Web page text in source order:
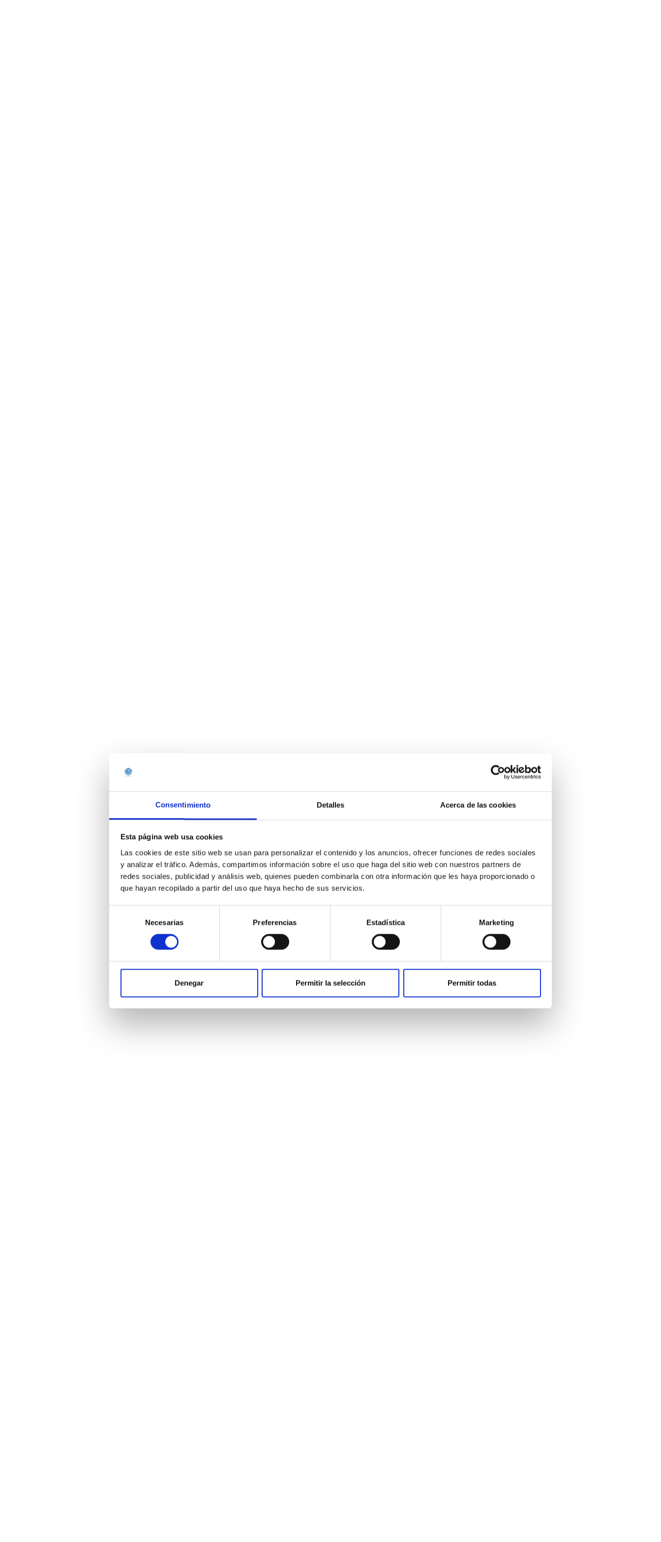
Consentimiento Detalles Acerca de las cookies
Esta página web usa cookies
Las cookies de este sitio web se usan para personalizar el contenido y los anuncios, ofrecer funciones de redes sociales
y analizar el tráfico. Además, compartimos información sobre el uso que haga del sitio web con nuestros partners de
redes sociales, publicidad y análisis web, quienes pueden combinarla con otra información que les haya proporcionado o
que hayan recopilado a partir del uso que haya hecho de sus servicios.
consentimiento
Necesarias Preferencias Estadística Marketing
Denegar Permitir la selección Permitir todas
Cirugía Plástica
Tu clínica de Medicina Estética, Cirugía Plástica, Dietética y Nutrición en Málaga